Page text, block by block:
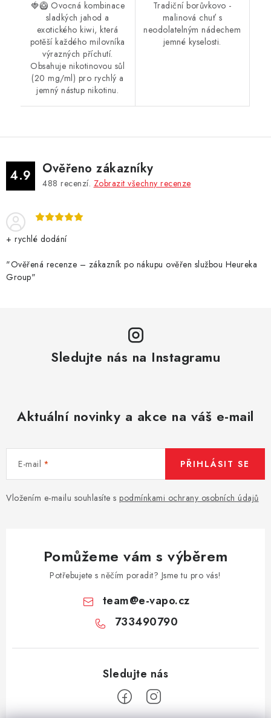
🍓🥝 Ovocná kombinace
sladkých jahod a
exotického kiwi, která
potěší každého milovníka
výrazných příchutí.
Obsahuje nikotinovou sůl
(20 mg/ml) pro rychlý a
jemný nástup nikotinu.
Tradiční borůvkovo -
malinová chuť s
neodolatelným nádechem
jemné kyselosti.
4.9 Ověřeno zákazníky
488 recenzí. Zobrazit všechny recenze
+ rychlé dodání
"Ověřená recenze – zákazník po nákupu ověřen službou Heureka
Group"
Sledujte nás na Instagramu
Aktuální novinky a akce na váš e-mail
E-mail
Vložením e-mailu souhlasíte s podmínkami ochrany osobních údajů
PŘIHLÁSIT SE
Pomůžeme vám s výběrem
Potřebujete s něčím poradit? Jsme tu pro vás!
team@e-vapo.cz
733490790